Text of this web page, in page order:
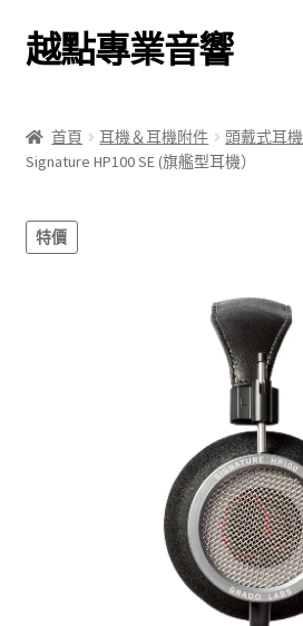
跳
至
覽
列
跳
至
要
內
越點專業音響
商店
關於我們
首頁 耳機＆耳機附件 頭戴式耳機
Signature HP100 SE (旗艦型耳機）
特價